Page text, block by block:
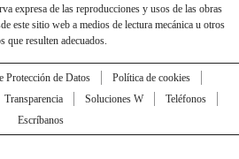
expresa de las reproducciones y usos de las obras
este sitio web a medios de lectura mecánica u otros
que resulten adecuados.
Protección de Datos
Política de cookies
Transparencia Soluciones W
Teléfonos
Escríbanos